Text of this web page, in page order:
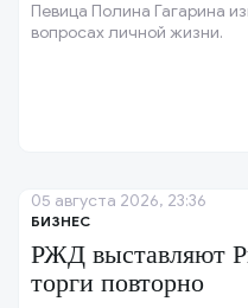
Певица Полина Гагарина
вопросах личной жизни.
БИЗНЕС
РЖД выставляют
торги повторно
05 августа 2026, 23:36